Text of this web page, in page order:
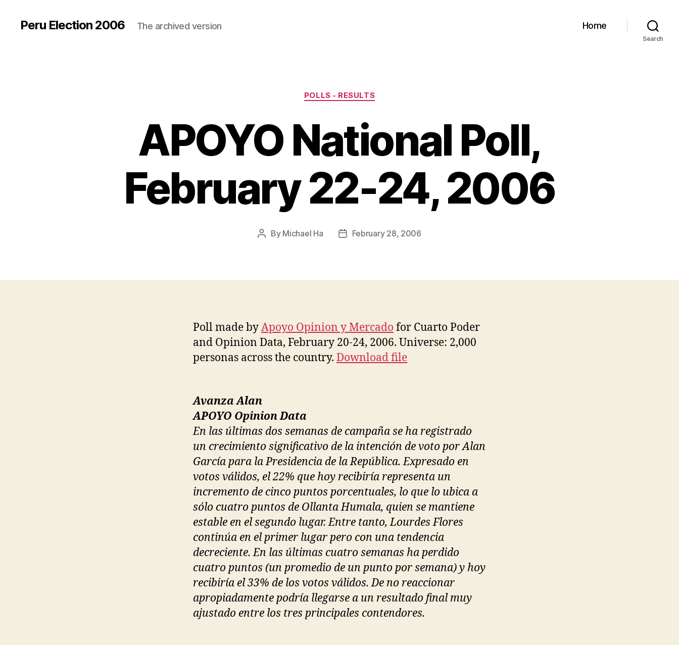
Peru Election 2006 The archived version Home
Search
Categories
POLLS - RESULTS
APOYO National Poll,
February 22-24, 2006
Post
By Michael Ha
PostFebruary 28, 2006
Poll made byApoyo Opinion y Mercado for Cuarto Poder
and Opinion Data, February 20-24, 2006. Universe: 2,000
personas across the country. Download file
Avanza Alan
APOYO Opinion Data
En las últimas dos semanas de campaña se ha registrado
un crecimiento significativo de la intención de voto por Alan
García para la Presidencia de la República. Expresado en
votos válidos, el 22% que hoy recibiría representa un
incremento de cinco puntos porcentuales, lo que lo ubica a
sólo cuatro puntos de Ollanta Humala, quien se mantiene
estable en el segundo lugar. Entre tanto, Lourdes Flores
continúa en el primer lugar pero con una tendencia
decreciente. En las últimas cuatro semanas ha perdido
cuatro puntos (un promedio de un punto por semana) y hoy
recibiría el 33% de los votos válidos. De no reaccionar
apropiadamente podría llegarse a un resultado final muy
ajustado entre los tres principales contendores.